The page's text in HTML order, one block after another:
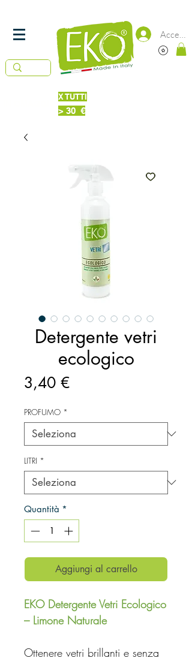
Accedi
> 30 €
X TUTTI
Detergente vetri
ecologico
3,40 €Prezzo
PROFUMO *
LITRI *
Quantità *
Aggiungi al carrello
EKO Detergente Vetri Ecologico
– Limone Naturale
Ottenere vetri brillanti e senza